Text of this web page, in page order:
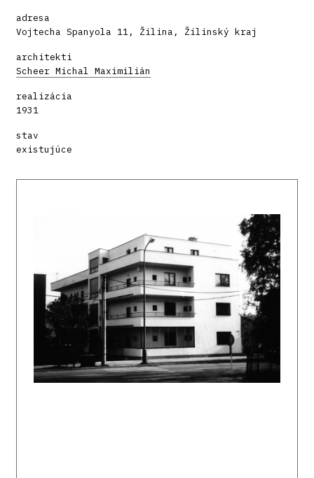
adresa
Vojtecha Spanyola 11, Žilina, Žilinský kraj
architekti
Scheer Michal Maximilián
realizácia
1931
stav
existujúce